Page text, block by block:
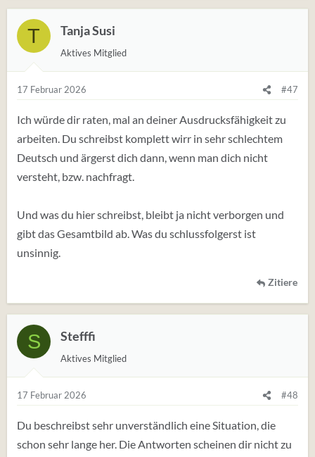
r
t
n
e
n
:
T Tanja Susi
Aktives Mitglied
17 Februar 2026 #47
Ich würde dir raten, mal an deiner Ausdrucksfähigkeit zu
arbeiten. Du schreibst komplett wirr in sehr schlechtem
Deutsch und ärgerst dich dann, wenn man dich nicht
versteht, bzw. nachfragt.
Und was du hier schreibst, bleibt ja nicht verborgen und
gibt das Gesamtbild ab. Was du schlussfolgerst ist
unsinnig.
Zitiere
S Stefffi
Aktives Mitglied
17 Februar 2026 #48
Du beschreibst sehr unverständlich eine Situation, die
schon sehr lange her. Die Antworten scheinen dir nicht zu